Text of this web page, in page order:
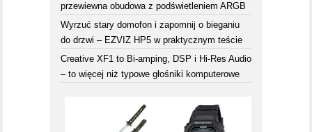
przewiewna obudowa z podświetleniem ARGB
Wyrzuć stary domofon i zapomnij o bieganiu
do drzwi – EZVIZ HP5 w praktycznym teście
Creative XF1 to Bi-amping, DSP i Hi-Res Audio
– to więcej niż typowe głośniki komputerowe